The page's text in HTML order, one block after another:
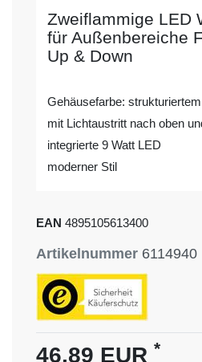
Zweiflammige LED
für Außenbereiche
Up & Down
Gehäusefarbe:
mit Lichtaustritt nach oben
integrierte 9 Watt LED
moderner Stil
EAN 4895105613400
Artikelnummer 6114940
46,89 EUR *